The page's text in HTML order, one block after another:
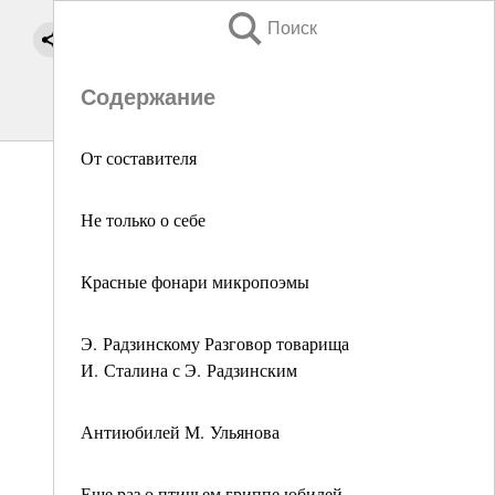
Поиск
Содержание
От составителя
Не только о себе
Красные фонари микропоэмы
Э. Радзинскому Разговор товарища
И. Сталина с Э. Радзинским
Антиюбилей М. Ульянова